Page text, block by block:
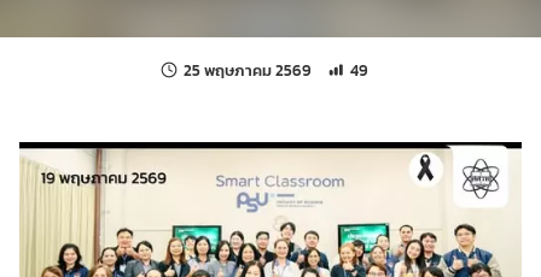
25 พฤษภาคม 2569 แก้ไขล่าสุดเมื่อ:
จำนวนการเข้าชม 49 ครั้ง
49